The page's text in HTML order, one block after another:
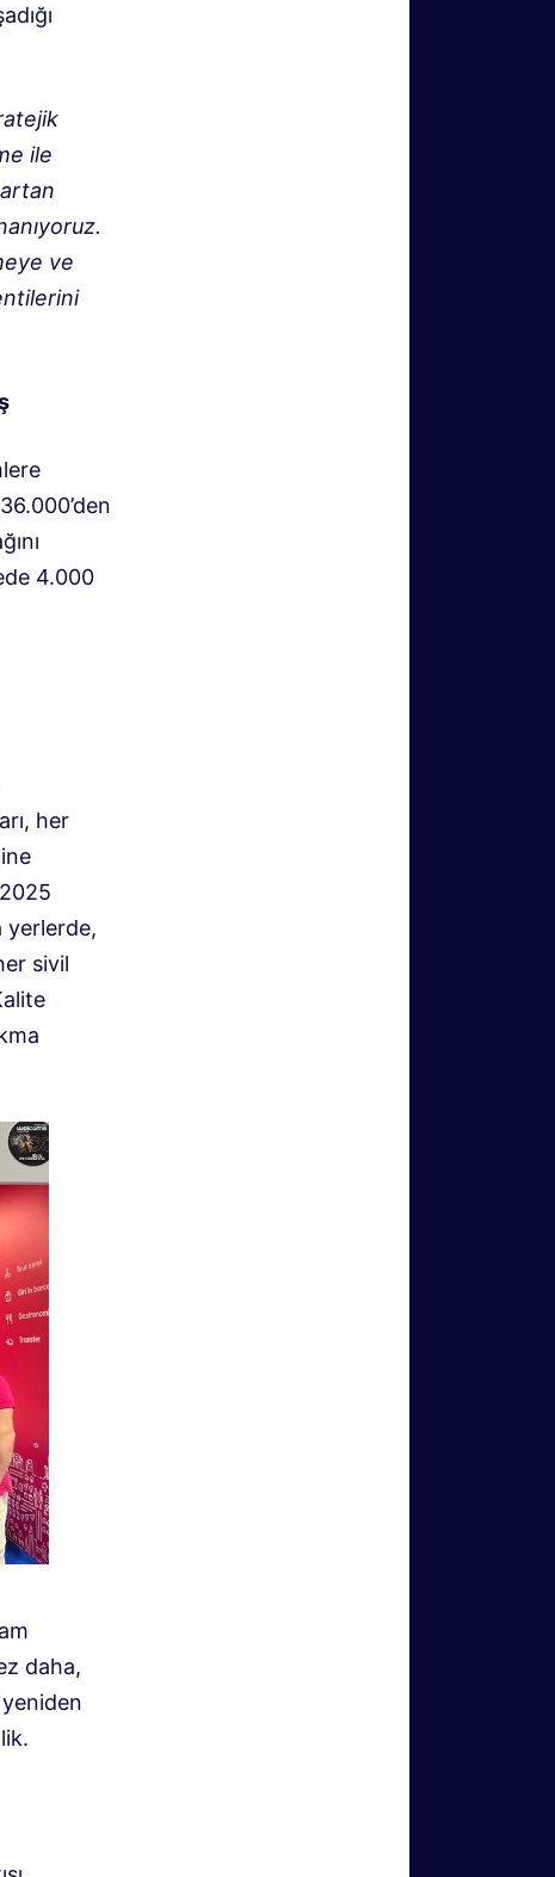
ile
ve
4.000
her
yerlerde,
sivil
daha,